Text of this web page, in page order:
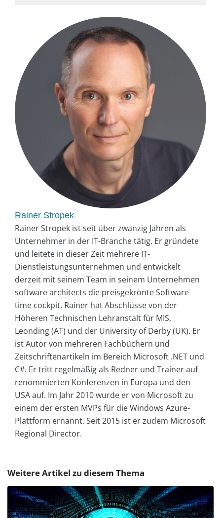
Rainer Stropek
Rainer Stropek ist seit über zwanzig Jahren als
Unternehmer in der IT-Branche tätig. Er gründete
und leitete in dieser Zeit mehrere IT-
Dienstleistungsunternehmen und entwickelt
derzeit mit seinem Team in seinem Unternehmen
software architects die preisgekrönte Software
time cockpit. Rainer hat Abschlüsse von der
Höheren Technischen Lehranstalt für MIS,
Leonding (AT) und der University of Derby (UK). Er
ist Autor von mehreren Fachbüchern und
Zeitschriftenartikeln im Bereich Microsoft .NET und
C#. Er tritt regelmäßig als Redner und Trainer auf
renommierten Konferenzen in Europa und den
USA auf. Im Jahr 2010 wurde er von Microsoft zu
einem der ersten MVPs für die Windows Azure-
Plattform ernannt. Seit 2015 ist er zudem Microsoft
Regional Director.
Weitere Artikel zu diesem Thema